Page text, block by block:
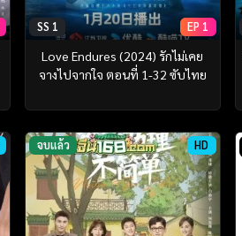
SS 1 EP 1
Love Endures (2024) รักไม่เคย
จางไปจากใจ ตอนที่ 1-32 ซับไทย
จบแล้ว HD